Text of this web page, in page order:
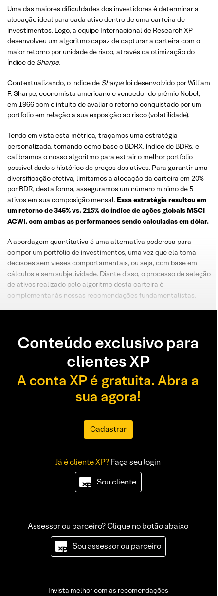
Uma das maiores dificuldades dos investidores é determinar a
alocação ideal para cada ativo dentro de uma carteira de
investimentos. Logo, a equipe Internacional de Research XP
desenvolveu um algoritmo capaz de capturar a carteira com o
maior retorno por unidade de risco, através da otimização do
índice de Sharpe.
Contextualizando, o índice de Sharpefoi desenvolvido por William
F. Sharpe, economista americano e vencedor do prêmio Nobel,
em 1966 com o intuito de avaliar o retorno conquistado por um
portfolio em relação à sua exposição ao risco (volatilidade).
Tendo em vista esta métrica, traçamos uma estratégia
personalizada, tomando como base o BDRX, índice de BDRs, e
calibramos o nosso algoritmo para extrair o melhor portfolio
possível dado o histórico de preços dos ativos. Para garantir uma
diversificação efetiva, limitamos a alocação da carteira em 20%
por BDR, desta forma, asseguramos um número mínimo de 5
ativos em sua composição mensal. Essa estratégia resultou em
um retorno de 346% vs. 215% do índice de ações globais MSCI
ACWI, com ambas as performances sendo calculadas em dólar.
A abordagem quantitativa é uma alternativa poderosa para
compor um portfólio de investimentos, uma vez que ela toma
decisões sem vieses comportamentais, ou seja, com base em
cálculos e sem subjetividade. Diante disso, o processo de seleção
de ativos realizado pelo algoritmo desta carteira é
complementar às nossas recomendações fundamentalistas.
Conteúdo exclusivo para
clientes XP
A conta XP é gratuita. Abra a
sua agora!
Cadastrar
Já é cliente XP?Faça seu login
Sou cliente
Assessor ou parceiro? Clique no botão abaixo
Sou assessor ou parceiro
Invista melhor com as recomendações